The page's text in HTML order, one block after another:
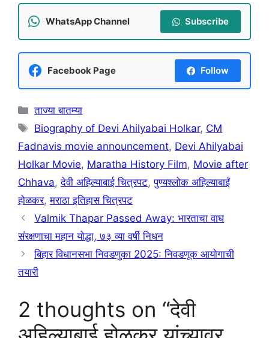
WhatsApp Channel Subscribe
Facebook Page Follow
Categories
ताज्या बातम्या
Tags
Biography of Devi Ahilyabai Holkar, CM
Fadnavis movie announcement, Devi Ahilyabai
Holkar Movie, Maratha History Film, Movie after
Chhava,देवी अहिल्याबाई चित्रपट,पुण्यश्लोक अहिल्याबाईं
होळकर,मराठा इतिहास चित्रपट
Valmik Thapar Passed Away: भारताचा वाघ
संरक्षणाचा महान योद्धा, ७३ व्या वर्षी निधन
बिहार विधानसभा निवडणुका 2025: निवडणूक आयोगाची
तयारी
2 thoughts on “देवी